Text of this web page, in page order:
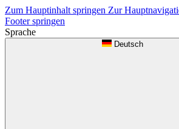
Zum Hauptinhalt springen Zur
Footer springen
Sprache
Deutsch